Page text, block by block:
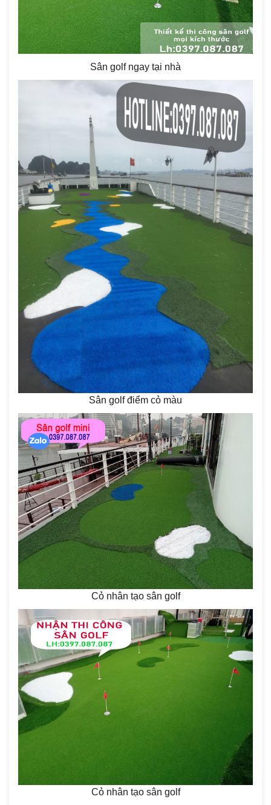
Sân golf ngay tại nhà
Sân golf điểm cỏ màu
Cỏ nhân tạo sân golf
Cỏ nhân tạo sân golf